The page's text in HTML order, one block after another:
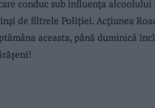
conduc sub influența alcoolului
de filtrele Poliției. Acțiunea
aceasta, până duminică